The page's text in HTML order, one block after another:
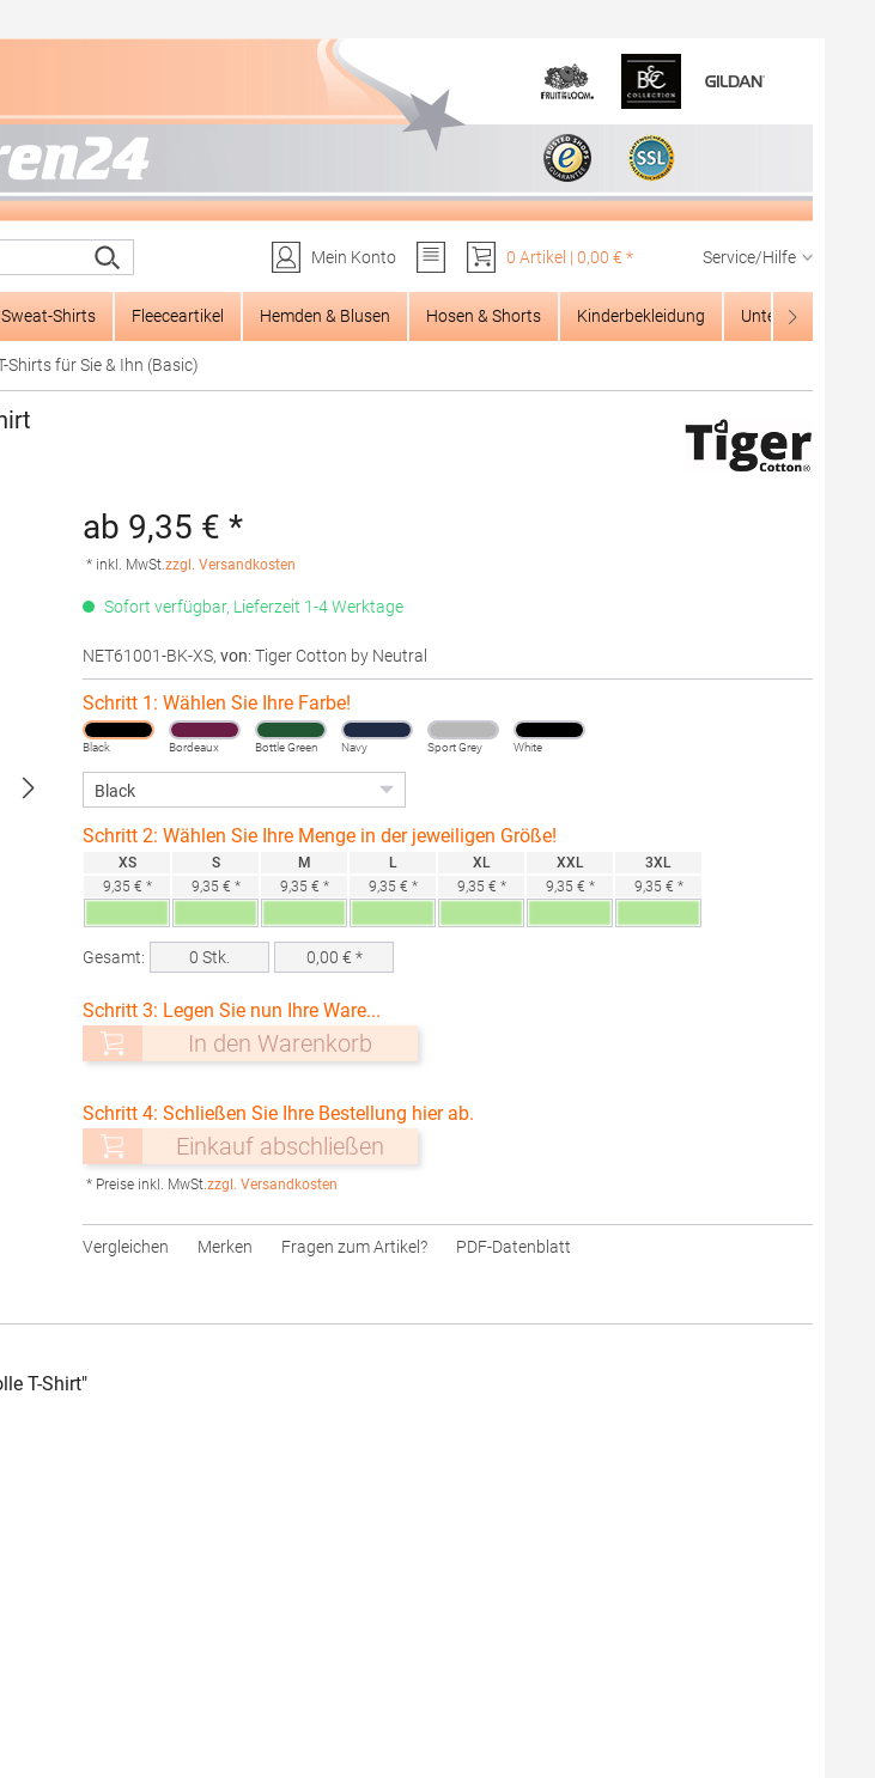
Mein Konto
0 Artikel | 0,00 € * Service/Hilfe
Sweat-Shirts Fleeceartikel Hemden & Blusen Hosen & Shorts Kinderbekleidung Unterwäsche
Shirts für Sie & Ihn (Basic)
ab 9,35 € *
* inkl. MwSt.zzgl. Versandkosten
Sofort verfügbar, Lieferzeit 1-4 Werktage
NET61001-BK-XS, von: Tiger Cotton by Neutral
Schritt 1: Wählen Sie Ihre Farbe!
Black Bordeaux Bottle Green Navy Sport Grey White
Schritt 2: Wählen Sie Ihre Menge in der jeweiligen Größe!
XS
9,35 € *
S
9,35 € *
M
9,35 € *
L
9,35 € *
XL
9,35 € *
XXL
9,35 € *
3XL
9,35 € *
Gesamt: 0 Stk. 0,00 € *
Schritt 3: Legen Sie nun Ihre Ware...
In den Warenkorb
Schritt 4: Schließen Sie Ihre Bestellung hier ab.
Einkauf abschließen
* Preise inkl. MwSt.zzgl. Versandkosten
Vergleichen Merken Fragen zum Artikel? PDF-Datenblatt
T-Shirt"